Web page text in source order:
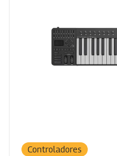
Controladores